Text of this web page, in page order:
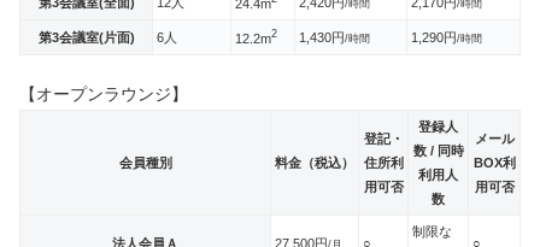
/時間 /時間
第3会議室(片面) 6人 12.2m2 1,430円/時間 1,290円/時間
【オープンラウンジ】
会員種別 料金（税込）
登記・
住所利
用可否
登録人
数 / 同時
利用人
数
メール
BOX利
用可否
法人会員Ａ 27,500円/月 ○
制限な
○